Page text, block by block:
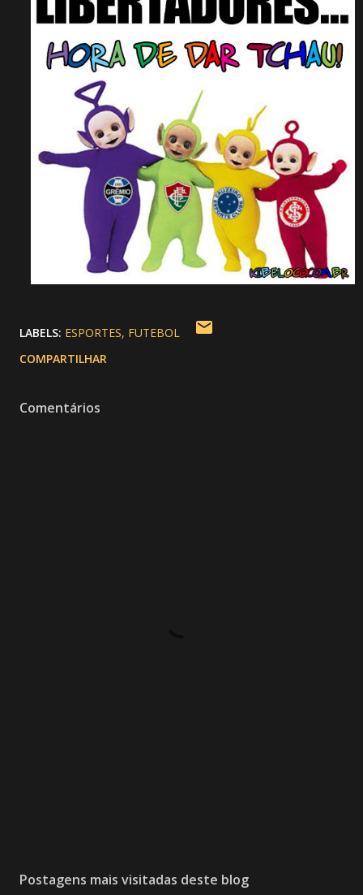
LABELS: ESPORTES FUTEBOL
COMPARTILHAR
Comentários
Postagens mais visitadas deste blog